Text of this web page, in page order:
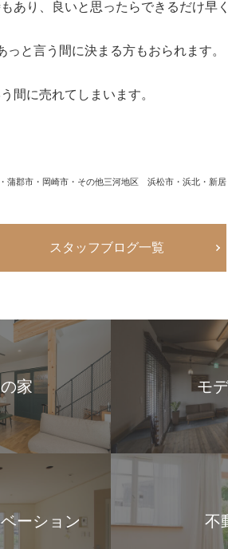
あり、良いと思ったらできるだけ早
と言う間に決まる方もおられます。
間に売れてしまいます。
蒲郡市・岡崎市・その他三河地区 浜松市・浜北・新
スタッフブログ一覧
家 モ
ーション 不